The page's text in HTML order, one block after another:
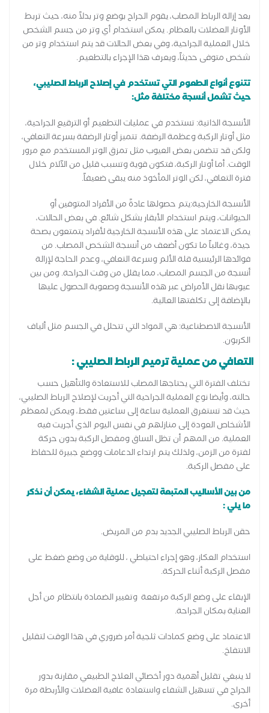
بعد إزالة الرباط المصاب، يقوم الجراح بوضع وتر بدلاً منه، حيث تربط
الأوتار العضلات بالعظام. يمكن استخدام أي وتر من جسم الشخص
خلال العملية الجراحية، وفي بعض الحالات قد يتم استخدام وتر من
شخص متوفى حديثاً، ويعرف هذا الإجراء بالتطعيم.
تتنوع أنواع الطعوم التي تستخدم في إصلاح الرباط الصليبي،
حيث تشمل أنسجة مختلفة مثل:
الأنسجة الذاتية: تستخدم في عمليات التطعيم أو الترقيع الجراحية،
مثل أوتار الركبة وعظمة الرضفة. تتميز أوتار الرضفة بسرعة التعافي،
ولكن قد تتضمن بعض العيوب مثل تمزق الوتر المستخدم مع مرور
الوقت. أما أوتار الركبة، فتكون قوية وتسبب قليل من الآلام خلال
فترة التعافي، لكن الوتر المأخوذ منه يبقى ضعيفاً.
الأنسجة الخارجية:يتم حصولها عادةً من الأفراد المتوفين أو
الحيوانات، ويتم استخدام الأبقار بشكل شائع. في بعض الحالات،
يمكن الاعتماد على هذه الأنسجة الخارجية لأفراد يتمتعون بصحة
جيدة، وغالباً ما تكون أضعف من أنسجة الشخص المصاب. من
فوائدها الرئيسية قلة الألم وسرعة التعافي، وعدم الحاجة لإزالة
أنسجة من الجسم المصاب، مما يقلل من وقت الجراحة. ومن بين
عيوبها نقل الأمراض عبر هذه الأنسجة وصعوبة الحصول عليها
بالإضافة إلى تكلفتها العالية.
الأنسجة الاصطناعية: هي المواد التي تتحلل في الجسم مثل ألياف
الكربون.
التعافي من عملية ترميم الرباط الصليبي :
تختلف الفترة التي يحتاجها المصاب للاستعادة والتأهيل حسب
حالته، وأيضا نوع العملية الجراحية التي أجريت لإصلاح الرباط الصليبي،
حيث قد تستغرق العملية ساعة إلى ساعتين فقط، ويمكن لمعظم
الأشخاص العودة إلى منازلهم في نفس اليوم الذي أجريت فيه
العملية. من المهم أن تظل الساق ومفصل الركبة بدون حركة
لفترة من الزمن، ولذلك يتم ارتداء الدعامات ووضع جبيرة للحفاظ
على مفصل الركبة.
من بين الأساليب المتبعة لتعجيل عملية الشفاء، يمكن أن نذكر
ما يلي :
حقن الرباط الصليبي الجديد بدم من المريض.
استخدام العكاز، وهو إجراء احتياطي ، للوقاية من وضع ضغط على
مفصل الركبة أثناء الحركة.
الإبقاء على وضع الركبة مرتفعة وتغيير الضمادة بانتظام من أجل
العناية بمكان الجراحة.
الاعتماد على وضع كمادات ثلجية أمر ضروري في هذا الوقت لتقليل
الانتفاخ.
لا ينبغي تقليل أهمية دور أخصائي العلاج الطبيعي مقارنة بدور
الجراح في تسهيل الشفاء واستعادة عافية العضلات والأربطة مرة
أخرى.